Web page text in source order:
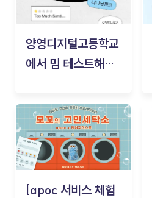
양영디지털고등학교
에서 밈 테스트해보
[apoc 서비스 체험